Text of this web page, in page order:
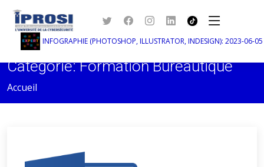
INFOGRAPHIE (PHOTOSHOP, ILLUSTRATOR, INDESIGN): 2023-06-05
Catégorie: Formation Bureautique
Accueil